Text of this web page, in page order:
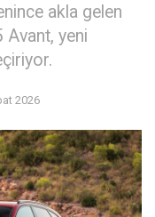
akla gelen
yeni
2026